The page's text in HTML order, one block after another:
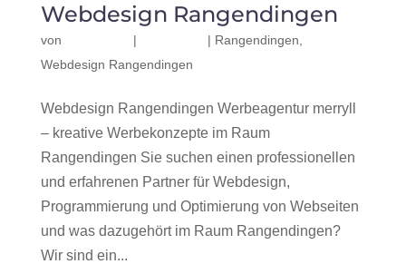
Webdesign Rangendingen
von | | Rangendingen
Webdesign Rangendingen
Webdesign Rangendingen Werbeagentur merryll
– kreative Werbekonzepte im Raum
Rangendingen Sie suchen einen professionellen
und erfahrenen Partner für Webdesign,
Programmierung und Optimierung von Webseiten
und was dazugehört im Raum Rangendingen?
Wir sind ein...